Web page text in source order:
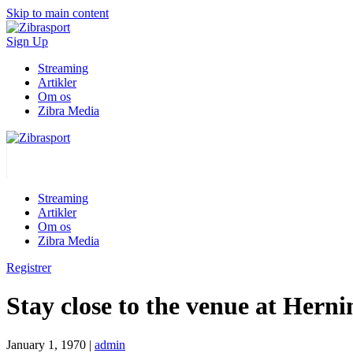
Skip to main content
Sign Up
Streaming
Artikler
Om os
Zibra Media
Streaming
Artikler
Om os
Zibra Media
Registrer
Stay close to the venue at
January 1, 1970 | admin